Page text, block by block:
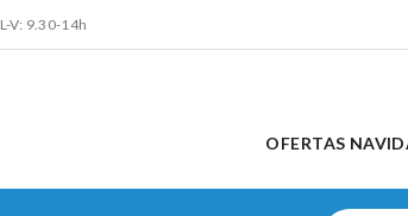
L-V: 9.30-14h
OFERTAS